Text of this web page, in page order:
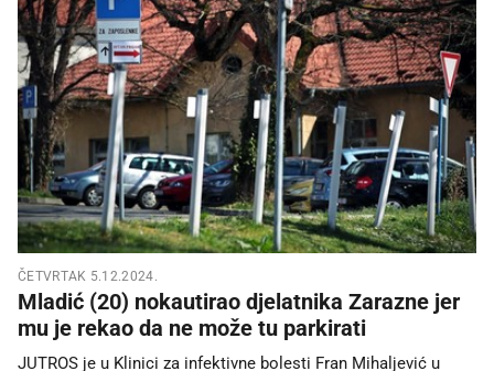
ČETVRTAK 5.12.2024.
Mladić (20) nokautirao djelatnika Zarazne jer
mu je rekao da ne može tu parkirati
JUTROS je u Klinici za infektivne bolesti Fran Mihaljević u